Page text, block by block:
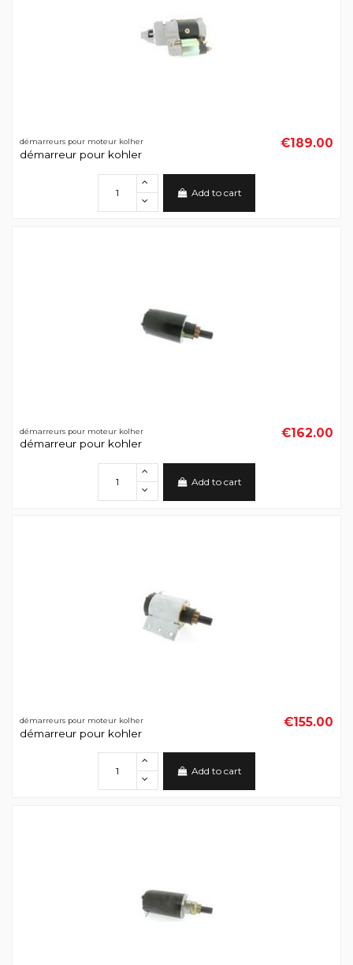
démarreurs pour moteur kolher
démarreur pour kohler
€189.00
Add to cart
démarreurs pour moteur kolher
démarreur pour kohler
€162.00
Add to cart
démarreurs pour moteur kolher
démarreur pour kohler
€155.00
Add to cart